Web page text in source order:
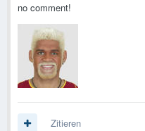
no comment!
Zitieren